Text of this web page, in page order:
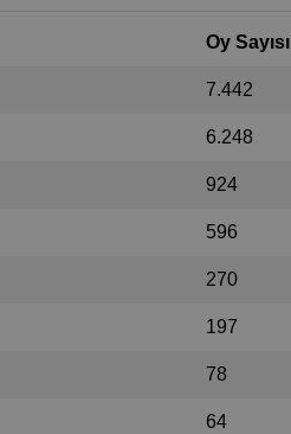
Oy Sayısı
7.442
6.248
924
596
270
197
78
64